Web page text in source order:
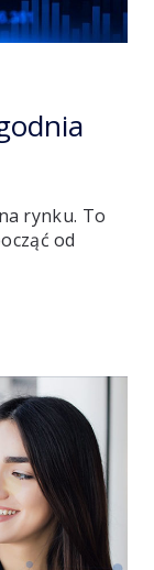
rynku. To
od